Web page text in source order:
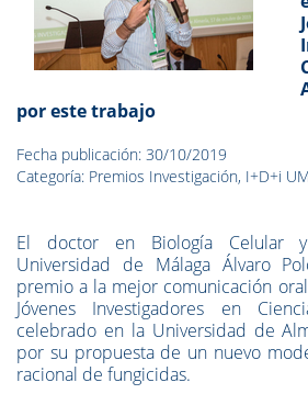
por este trabajo
Fecha publicación: 30/10/2019
Categoría: Premios Investigación, I+D+i
El doctor en Biología Celular
Universidad de Málaga Álvaro
premio a la mejor comunicación
Jóvenes Investigadores en
celebrado en la Universidad de
por su propuesta de un nuevo
racional de fungicidas.